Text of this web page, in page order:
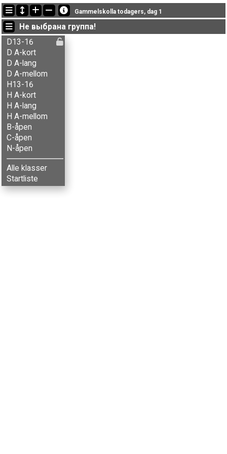
Последние обновления
07:54:04: Linn Blekkan (N-åpen) финишировал with status finished
18:51:37: Antonin Talon (C-åpen) финишировал с результатом 44:11 (10)
18:39:35: Charlotte Thrane (Damer A-lang) финишировал с результатом 111:59 (14)
Gammelskolla todagers, dag 1
Не выбрана группа!
D13-16
D A-kort
D A-lang
D A-mellom
H13-16
H A-kort
H A-lang
H A-mellom
B-åpen
C-åpen
N-åpen
Alle klasser
Startliste